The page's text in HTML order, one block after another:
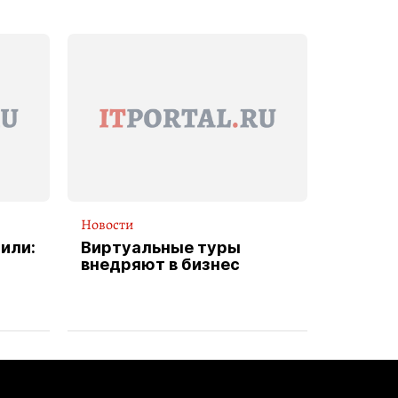
Новости
Виртуальные туры
внедряют в бизнес